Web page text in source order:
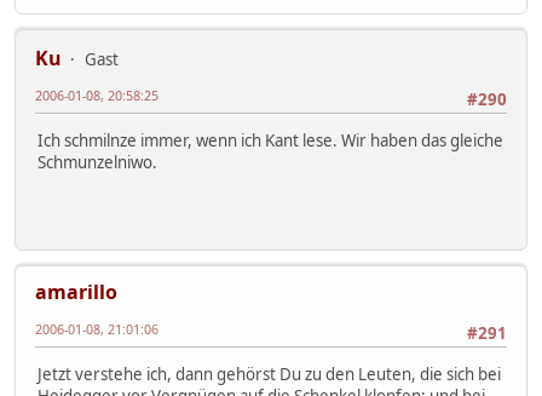
Ku
Gast
#290
2006-01-08, 20:58:25
Ich schmilnze immer, wenn ich Kant lese. Wir haben das gleiche
Schmunzelniwo.
amarillo
#291
2006-01-08, 21:01:06
Jetzt verstehe ich, dann gehörst Du zu den Leuten, die sich bei